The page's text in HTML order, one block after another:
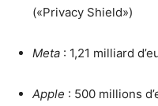
(«Privacy Shield»)
Meta : 1,21 milliard
Apple : 500 millions